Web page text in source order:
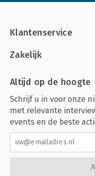
Klantenservice
Zakelijk
Altijd op de hoogte
Schrijf u in voor onze
met relevante
events en de beste